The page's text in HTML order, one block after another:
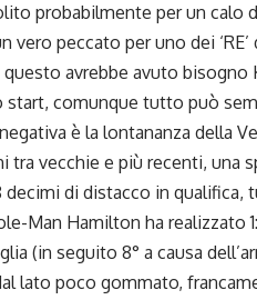
probabilmente per un calo
vero peccato per uno dei
avrebbe avuto bisogno
start, comunque tutto può
è la lontananza della
tra vecchie e più recenti, una
decimi di distacco in
Man Hamilton ha realizzato
(in seguito 8° a causa
lato poco gommato,